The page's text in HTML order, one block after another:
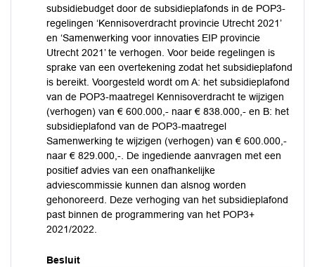
subsidiebudget door de subsidieplafonds in de POP3-
regelingen ‘Kennisoverdracht provincie Utrecht 2021’
en ‘Samenwerking voor innovaties EIP provincie
Utrecht 2021’ te verhogen. Voor beide regelingen is
sprake van een overtekening zodat het subsidieplafond
is bereikt. Voorgesteld wordt om A: het subsidieplafond
van de POP3-maatregel Kennisoverdracht te wijzigen
(verhogen) van € 600.000,- naar € 838.000,- en B: het
subsidieplafond van de POP3-maatregel
Samenwerking te wijzigen (verhogen) van € 600.000,-
naar € 829.000,-. De ingediende aanvragen met een
positief advies van een onafhankelijke
adviescommissie kunnen dan alsnog worden
gehonoreerd. Deze verhoging van het subsidieplafond
past binnen de programmering van het POP3+
2021/2022.
Besluit